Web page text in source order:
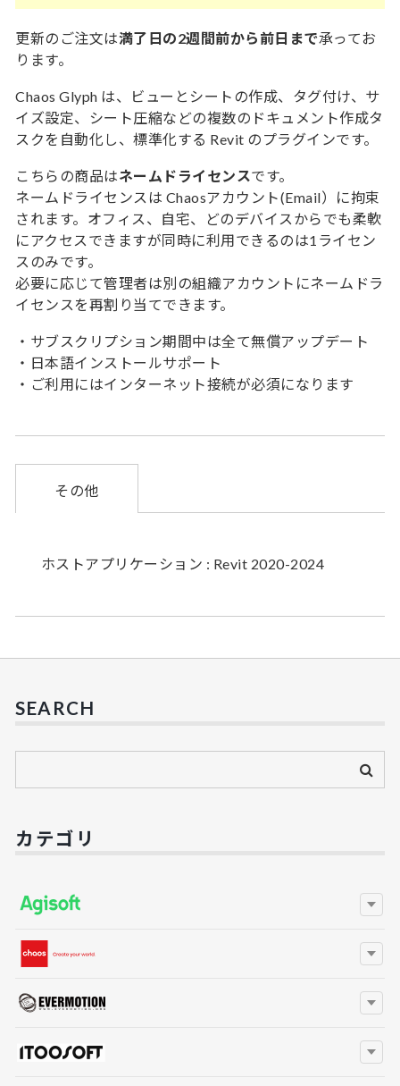
更新のご注文は満了日の2週間前から前日まで承ってお
ります。
Chaos Glyph は、ビューとシートの作成、タグ付け、サ
イズ設定、シート圧縮などの複数のドキュメント作成タ
スクを自動化し、標準化する Revit のプラグインです。
こちらの商品はネームドライセンスです。
ネームドライセンスは Chaosアカウント(Email）に拘束
されます。オフィス、自宅、どのデバイスからでも柔軟
にアクセスできますが同時に利用できるのは1ライセン
スのみです。
必要に応じて管理者は別の組織アカウントにネームドラ
イセンスを再割り当てできます。
・サブスクリプション期間中は全て無償アップデート
・日本語インストールサポート
・ご利用にはインターネット接続が必須になります
その他
ホストアプリケーション : Revit 2020-2024
SEARCH
カテゴリ